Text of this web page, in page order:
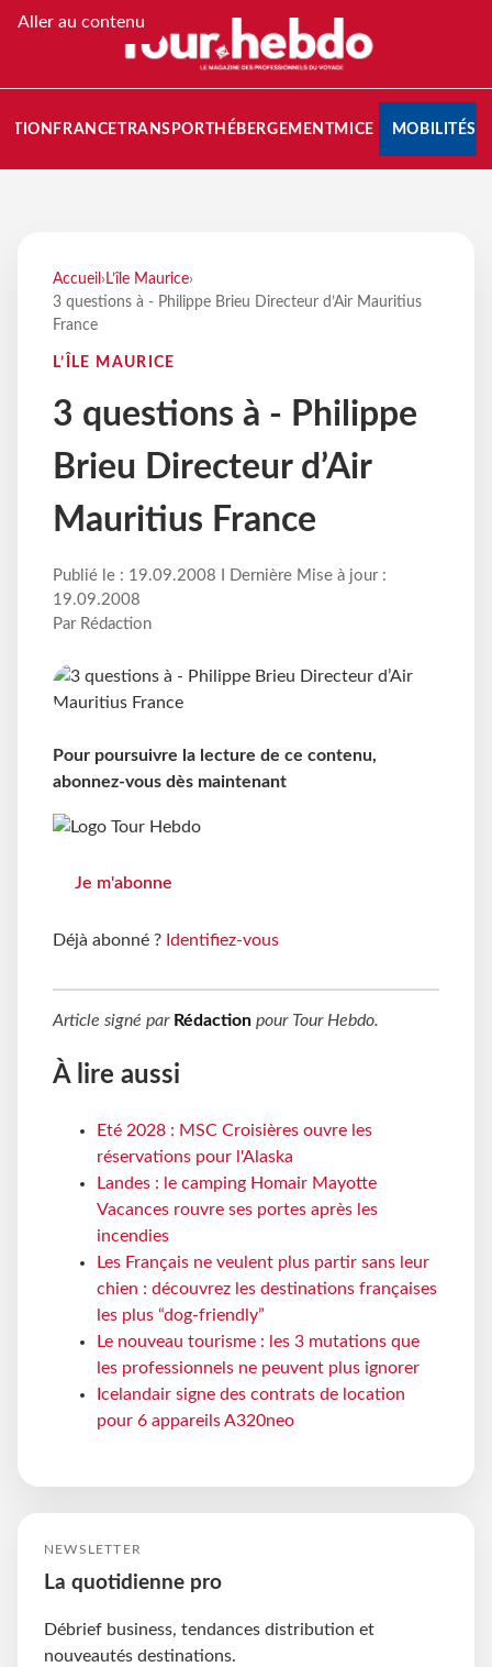
Aller au contenu
FRANCETRANSPORT HÉBERGEMENTMICE MOBILITÉS
Accueil › L’île Maurice›
3 questions à - Philippe Brieu Directeur d’Air Mauritius
France
L’ÎLE MAURICE
3 questions à - Philippe
Brieu Directeur d’Air
Mauritius France
Publié le : 19.09.2008 I Dernière Mise à jour :
19.09.2008
Par Rédaction
Pour poursuivre la lecture de ce contenu,
abonnez-vous dès maintenant
Je m'abonne
Déjà abonné ? Identifiez-vous
Article signé par Rédaction pour Tour Hebdo.
À lire aussi
Eté 2028 : MSC Croisières ouvre les
réservations pour l'Alaska
Landes : le camping Homair Mayotte
Vacances rouvre ses portes après les
incendies
Les Français ne veulent plus partir sans leur
chien : découvrez les destinations françaises
les plus “dog-friendly”
Le nouveau tourisme : les 3 mutations que
les professionnels ne peuvent plus ignorer
Icelandair signe des contrats de location
pour 6 appareils A320neo
NEWSLETTER
La quotidienne pro
Débrief business, tendances distribution et
nouveautés destinations.